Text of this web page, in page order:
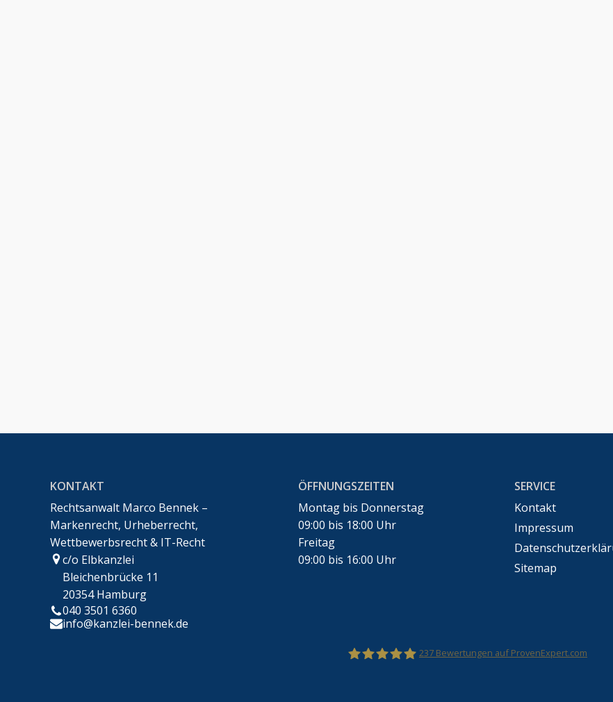
KONTAKT
Rechtsanwalt Marco Bennek –
Markenrecht, Urheberrecht,
Wettbewerbsrecht & IT-Recht
c/o Elbkanzlei
Bleichenbrücke 11
20354 Hamburg
040 3501 6360
info@kanzlei-bennek.de
ÖFFNUNGSZEITEN
Montag bis Donnerstag
09:00 bis 18:00 Uhr
Freitag
09:00 bis 16:00 Uhr
SERVICE
Kontakt
Impressum
Sitemap
237 Bewertungen auf ProvenExpert.com
Kundenbewertungen und Erfahrungen zu
Rechtsanwalt Marco Bennek – Markenrecht,
Urheberrech...